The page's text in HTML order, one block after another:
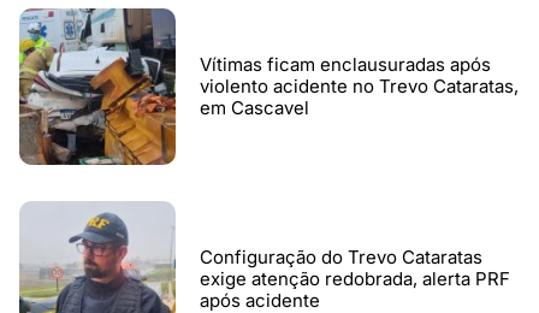
Vítimas ficam enclausuradas após
violento acidente no Trevo Cataratas,
em Cascavel
Configuração do Trevo Cataratas
exige atenção redobrada, alerta PRF
após acidente